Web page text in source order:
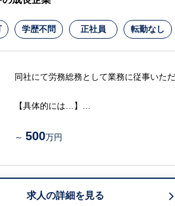
学歴不問 正社員 転勤なし
同社にて労務総務として業務に従事いただ
【具体的には…】
・給与計算および社会保険手続きのサポー
・入退社手続き、各種人事関連書類の作
・就業規則や社内規程の運用補助
・健康診断やストレスチェックなど安全
・福利厚生制度の運用・管理
～ 500万円
求人の詳細を見る